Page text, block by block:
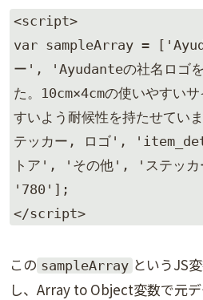
<script>
var sampleArray =
ー', 'Ayudanteの社名ロゴを
た。10cm×4cmの使いやすい
すいよう耐候性を持たせて
テッカー, ロゴ',
トア', 'その他', 'ステッ
'780'];
</script>
この sampleArray というJS
し、Array to Object変数で元